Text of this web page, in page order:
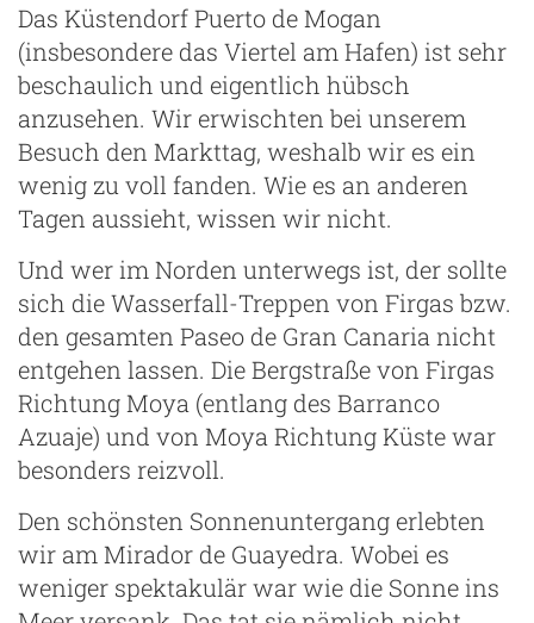
Das Küstendorf Puerto de Mogan
(insbesondere das Viertel am Hafen) ist sehr
beschaulich und eigentlich hübsch
anzusehen. Wir erwischten bei unserem
Besuch den Markttag, weshalb wir es ein
wenig zu voll fanden. Wie es an anderen
Tagen aussieht, wissen wir nicht.
Und wer im Norden unterwegs ist, der sollte
sich die Wasserfall-Treppen von Firgas bzw.
den gesamten Paseo de Gran Canaria nicht
entgehen lassen. Die Bergstraße von Firgas
Richtung Moya (entlang des Barranco
Azuaje) und von Moya Richtung Küste war
besonders reizvoll.
Den schönsten Sonnenuntergang erlebten
wir am Mirador de Guayedra. Wobei es
weniger spektakulär war wie die Sonne ins